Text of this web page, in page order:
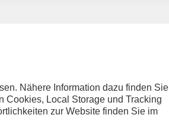
Teilen
Nähere Information dazu finden Sie
Cookies, Local Storage und Tracking
zur Website finden Sie im